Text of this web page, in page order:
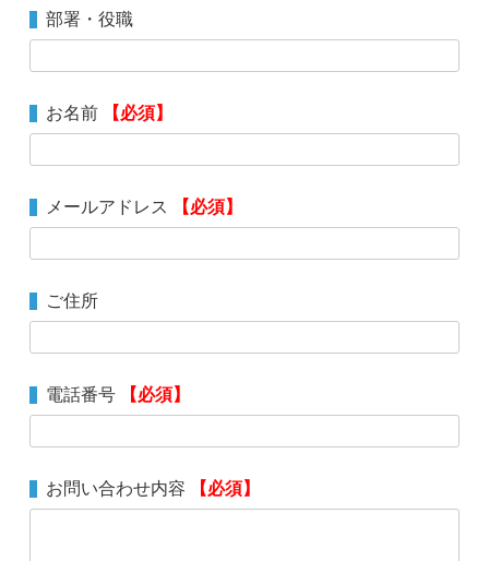
部署・役職
お名前 【必須】
メールアドレス 【必須】
ご住所
電話番号 【必須】
お問い合わせ内容 【必須】